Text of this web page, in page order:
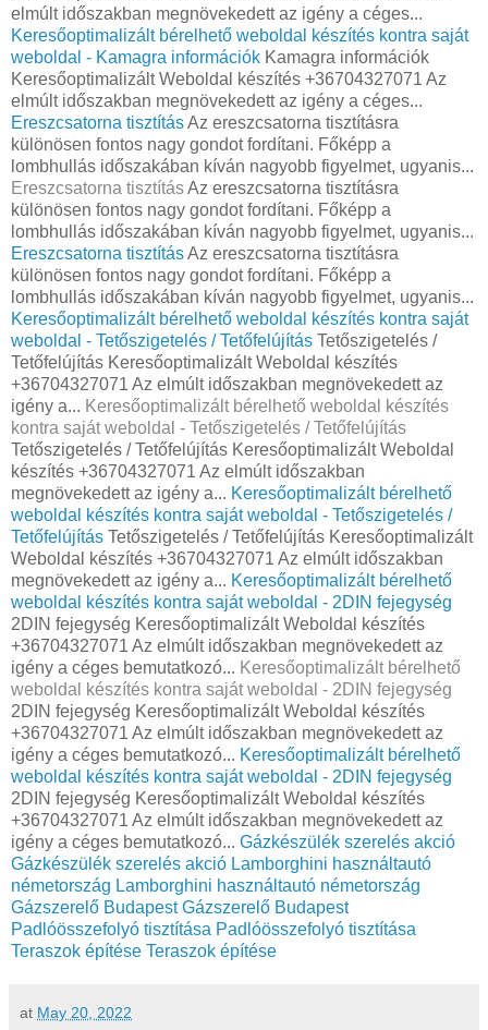
elmúlt időszakban megnövekedett az igény a céges...
Keresőoptimalizált bérelhető weboldal készítés kontra saját
weboldal - Kamagra információk Kamagra információk
Keresőoptimalizált Weboldal készítés +36704327071 Az
elmúlt időszakban megnövekedett az igény a céges...
Ereszcsatorna tisztításAz ereszcsatorna tisztításra
különösen fontos nagy gondot fordítani. Főképp a
lombhullás időszakában kíván nagyobb figyelmet, ugyanis...
Ereszcsatorna tisztításAz ereszcsatorna tisztításra
különösen fontos nagy gondot fordítani. Főképp a
lombhullás időszakában kíván nagyobb figyelmet, ugyanis...
Ereszcsatorna tisztításAz ereszcsatorna tisztításra
különösen fontos nagy gondot fordítani. Főképp a
lombhullás időszakában kíván nagyobb figyelmet, ugyanis...
Keresőoptimalizált bérelhető weboldal készítés kontra saját
weboldal - Tetőszigetelés / Tetőfelújítás Tetőszigetelés /
Tetőfelújítás Keresőoptimalizált Weboldal készítés
+36704327071 Az elmúlt időszakban megnövekedett az
igény a... Keresőoptimalizált bérelhető weboldal készítés
kontra saját weboldal - Tetőszigetelés / Tetőfelújítás
Tetőszigetelés / Tetőfelújítás Keresőoptimalizált Weboldal
készítés +36704327071 Az elmúlt időszakban
megnövekedett az igény a... Keresőoptimalizált bérelhető
weboldal készítés kontra saját weboldal - Tetőszigetelés /
Tetőfelújítás Tetőszigetelés / Tetőfelújítás Keresőoptimalizált
Weboldal készítés +36704327071 Az elmúlt időszakban
megnövekedett az igény a... Keresőoptimalizált bérelhető
weboldal készítés kontra saját weboldal - 2DIN fejegység
2DIN fejegység Keresőoptimalizált Weboldal készítés
+36704327071 Az elmúlt időszakban megnövekedett az
igény a céges bemutatkozó... Keresőoptimalizált bérelhető
weboldal készítés kontra saját weboldal - 2DIN fejegység
2DIN fejegység Keresőoptimalizált Weboldal készítés
+36704327071 Az elmúlt időszakban megnövekedett az
igény a céges bemutatkozó... Keresőoptimalizált bérelhető
weboldal készítés kontra saját weboldal - 2DIN fejegység
2DIN fejegység Keresőoptimalizált Weboldal készítés
+36704327071 Az elmúlt időszakban megnövekedett az
igény a céges bemutatkozó... Gázkészülék szerelés akció
Gázkészülék szerelés akció Lamborghini használtautó
németország Lamborghini használtautó németország
Gázszerelő Budapest Gázszerelő Budapest
Padlóösszefolyó tisztítása Padlóösszefolyó tisztítása
Teraszok építése Teraszok építése
at May 20, 2022